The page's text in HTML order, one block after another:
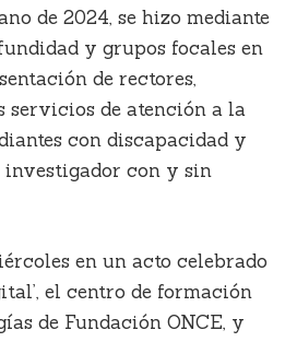
de 2024, se hizo mediante
y grupos focales en
de rectores,
servicios de atención a la
con discapacidad y
investigador con y sin
en un acto celebrado
el centro de formación
de Fundación ONCE, y